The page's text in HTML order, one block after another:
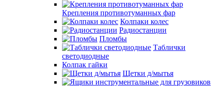
Крепления противотуманных фар
Колпаки колес
Радиостанции
Пломбы
Таблички
светодиодные
Колпак гайки
Щетки д/мытья